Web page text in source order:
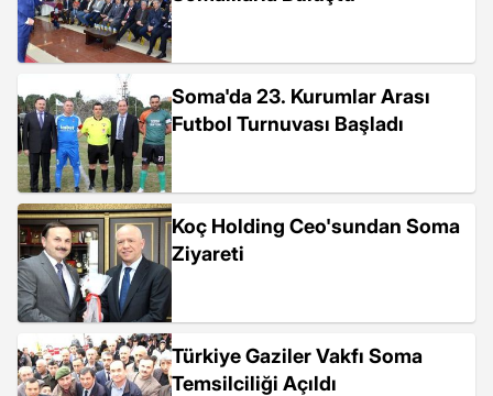
Soma'da 23. Kurumlar Arası
Futbol Turnuvası Başladı
Koç Holding Ceo'sundan Soma
Ziyareti
Türkiye Gaziler Vakfı Soma
Temsilciliği Açıldı